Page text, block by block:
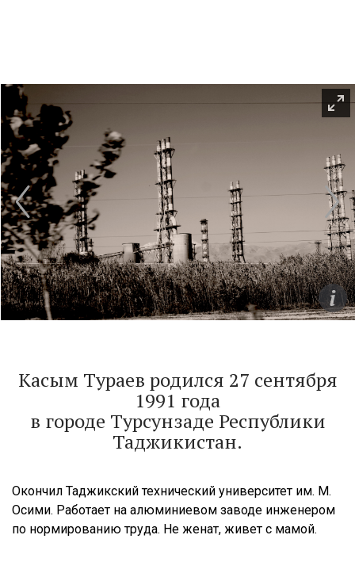
Касым Тураев родился 27 сентября
1991 года
в городе Турсунзаде Республики
Таджикистан.
Окончил Таджикский технический университет им. М.
Осими. Работает на алюминиевом заводе инженером
по нормированию труда. Не женат, живет с мамой.